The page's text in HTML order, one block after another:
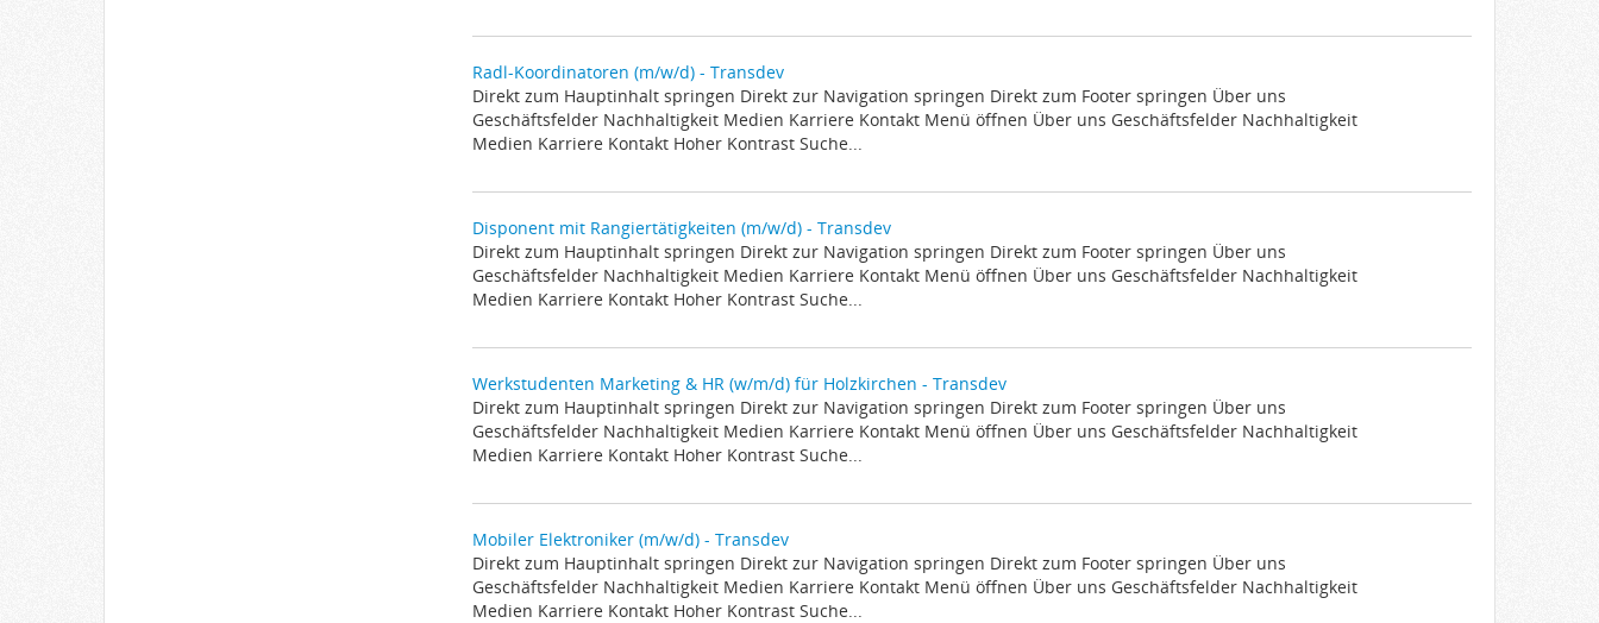
Radl-Koordinatoren (m/w/d) - Transdev
Direkt zum Hauptinhalt springen Direkt zur Navigation springen Direkt zum Footer springen Über uns
Geschäftsfelder Nachhaltigkeit Medien Karriere Kontakt Menü öffnen Über uns Geschäftsfelder Nachhaltigkeit
Medien Karriere Kontakt Hoher Kontrast Suche...
Disponent mit Rangiertätigkeiten (m/w/d) - Transdev
Direkt zum Hauptinhalt springen Direkt zur Navigation springen Direkt zum Footer springen Über uns
Geschäftsfelder Nachhaltigkeit Medien Karriere Kontakt Menü öffnen Über uns Geschäftsfelder Nachhaltigkeit
Medien Karriere Kontakt Hoher Kontrast Suche...
Werkstudenten Marketing & HR (w/m/d) für Holzkirchen - Transdev
Direkt zum Hauptinhalt springen Direkt zur Navigation springen Direkt zum Footer springen Über uns
Geschäftsfelder Nachhaltigkeit Medien Karriere Kontakt Menü öffnen Über uns Geschäftsfelder Nachhaltigkeit
Medien Karriere Kontakt Hoher Kontrast Suche...
Mobiler Elektroniker (m/w/d) - Transdev
Direkt zum Hauptinhalt springen Direkt zur Navigation springen Direkt zum Footer springen Über uns
Geschäftsfelder Nachhaltigkeit Medien Karriere Kontakt Menü öffnen Über uns Geschäftsfelder Nachhaltigkeit
Medien Karriere Kontakt Hoher Kontrast Suche...